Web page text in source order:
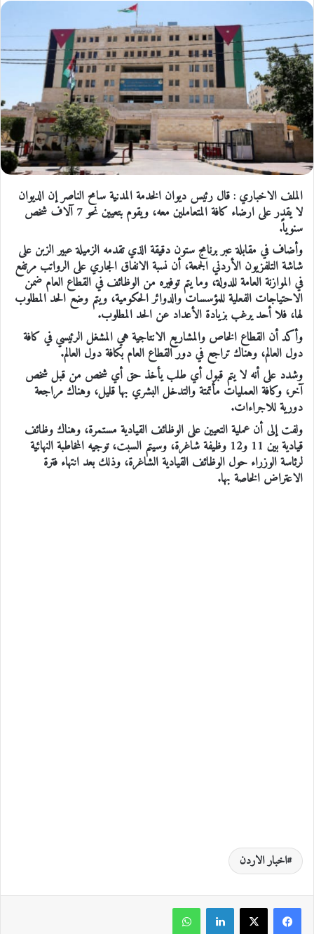
الملف الاخباري : قال رئيس ديوان الخدمة المدنية سامح الناصر إن الديوان
لا يقدر على ارضاء كافة المتعاملين معه، ويقوم بتعيين نحو 7 آلاف شخص
سنوياً.
وأضاف في مقابلة عبر برنامج ستون دقيقة الذي تقدمه الزميلة عبير الزبن على
شاشة التلفزيون الأردني الجمعة، أن نسبة الانفاق الجاري على الرواتب مرتفع
في الموازنة العامة للدولة، وما يتم توفيره من الوظائف في القطاع العام ضمن
الاحتياجات الفعلية للمؤسسات والدوائر الحكومية، ويتم وضع الحد المطلوب
لها، فلا أحد يرغب بزيادة الأعداد عن الحد المطلوب.
وأكد أن القطاع الخاص والمشاريع الانتاجية هي المشغل الرئيسي في كافة
دول العالم، وهناك تراجع في دور القطاع العام بكافة دول العالم.
وشدد على أنه لا يتم قبول أي طلب يأخذ حق أي شخص من قبل شخص
آخر، وكافة العمليات مأتمتة والتدخل البشري بها قليل، وهناك مراجعة
دورية للاجراءات.
ولفت إلى أن عملية التعيين على الوظائف القيادية مستمرة، وهناك وظائف
قيادية بين 11 و12 وظيفة شاغرة، وسيتم السبت، توجيه المخاطبة النهائية
لرئاسة الوزراء حول الوظائف القيادية الشاغرة، وذلك بعد انتهاء فترة
الاعتراض الخاصة بها.
اخبار الاردن